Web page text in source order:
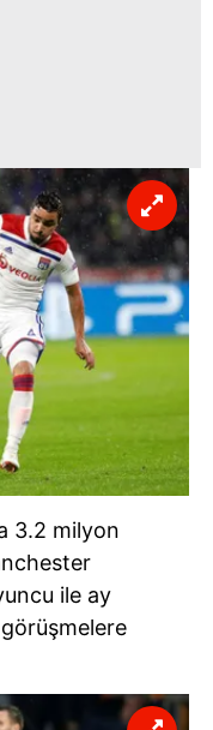
3.2 milyon
ile ay